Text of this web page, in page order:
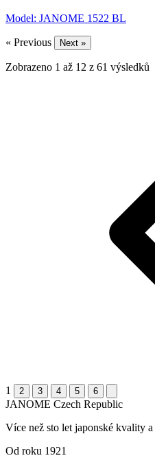
Model: JANOME 1522 BL
« Previous Next »
Zobrazeno 1 až 12 z 61 výsledků
1 2 3 4 5 6
JANOME Czech Republic
Více než sto let japonské kvality
Od roku 1921